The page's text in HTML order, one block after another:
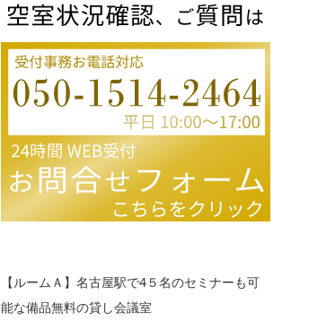
【ルームＡ】名古屋駅で4５名のセミナーも可
能な備品無料の貸し会議室